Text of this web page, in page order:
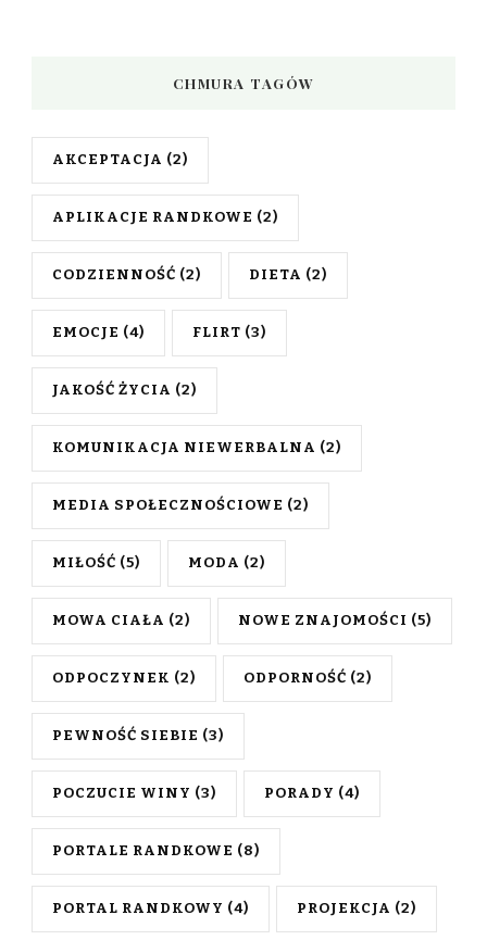
CHMURA TAGÓW
AKCEPTACJA (2)
APLIKACJE RANDKOWE (2)
CODZIENNOŚĆ (2) DIETA (2)
EMOCJE (4) FLIRT (3)
JAKOŚĆ ŻYCIA (2)
KOMUNIKACJA NIEWERBALNA (2)
MEDIA SPOŁECZNOŚCIOWE (2)
MIŁOŚĆ (5) MODA (2)
MOWA CIAŁA (2) NOWE ZNAJOMOŚCI (5)
ODPOCZYNEK (2) ODPORNOŚĆ (2)
PEWNOŚĆ SIEBIE (3)
POCZUCIE WINY (3) PORADY (4)
PORTALE RANDKOWE (8)
PORTAL RANDKOWY (4) PROJEKCJA (2)